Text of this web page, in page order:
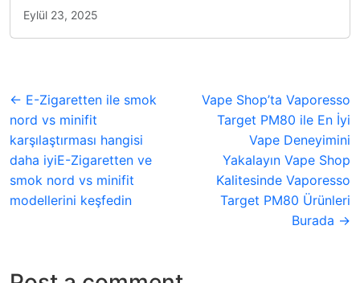
Eylül 23, 2025
← E-Zigaretten ile smok
nord vs minifit
karşılaştırması hangisi
daha iyiE-Zigaretten ve
smok nord vs minifit
modellerini keşfedin
Vape Shop’ta Vaporesso
Target PM80 ile En İyi
Vape Deneyimini
Yakalayın Vape Shop
Kalitesinde Vaporesso
Target PM80 Ürünleri
Burada →